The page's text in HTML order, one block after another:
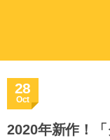
28
Oct
2020年新作！